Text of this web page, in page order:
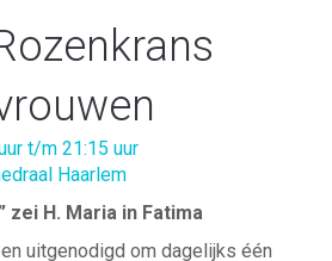
t/m 21:15 uur
Haarlem
zei H. Maria in Fatima
uitgenodigd om dagelijks één